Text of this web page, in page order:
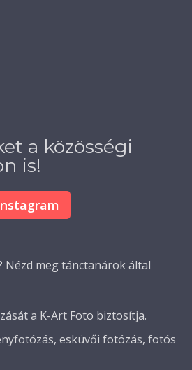
a közösségi
is!
Nézd meg tánctanárok által
a K-Art Foto biztosítja.
esküvői fotózás, fotós